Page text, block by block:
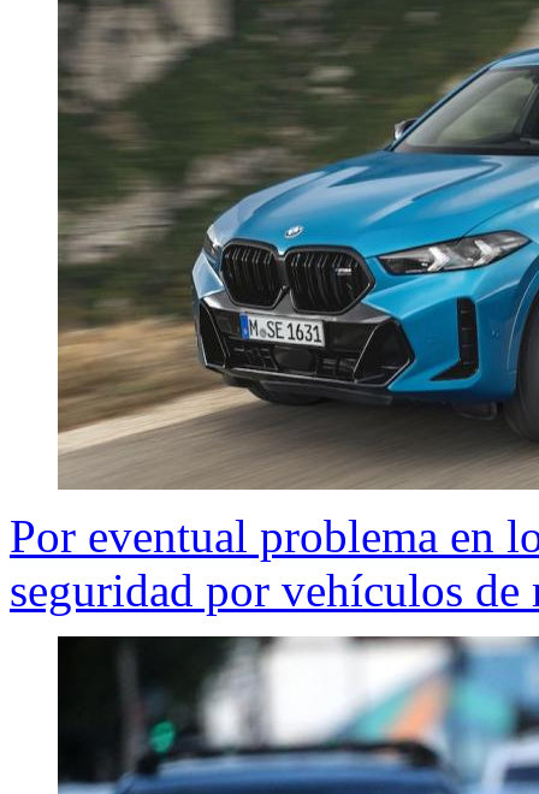
Por eventual problema en
seguridad por vehículos de